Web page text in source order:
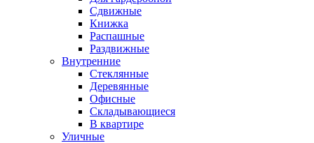
Сдвижные
Книжка
Распашные
Раздвижные
Внутренние
Стеклянные
Деревянные
Офисные
Складывающиеся
В квартире
Уличные